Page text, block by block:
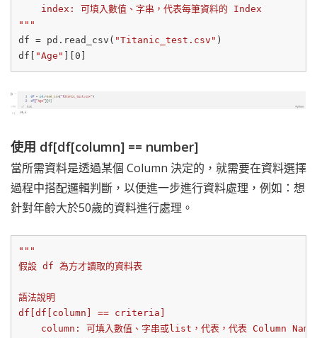
    index: 可填入數值、字串，代表每筆資料的 Index
"""
df = pd.read_csv( "Titanic_test.csv" )
df[
"Age" 0
使用 df[df[column] == number]
當所需資料是透過某個 Column 決定的，就需要在資料選擇
過程中搭配邏輯判斷，以便進一步進行資料處理，例如：想
針對年齡大於50歲的資料進行處理。
"""
假設 df 為方才讀取的資料表
語法說明
df[df[column] == criteria]
    column: 可填入數值、字串或list，代表，代表 Column Name